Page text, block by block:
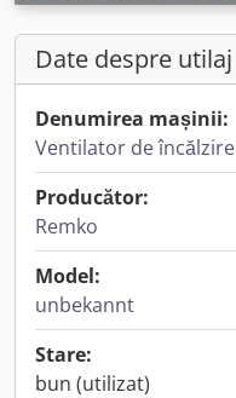
Date despre utilaj
Denumirea mașinii:
Ventilator de încălzire
Producător:
Remko
Model:
unbekannt
Stare:
bun (utilizat)